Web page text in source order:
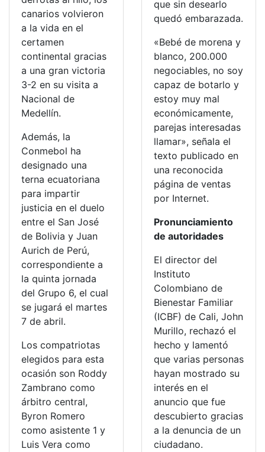
canarios volvieron
a la vida en el
certamen
continental gracias
a una gran victoria
3-2 en su visita a
Nacional de
Medellín.
Además, la
Conmebol ha
designado una
terna ecuatoriana
para impartir
justicia en el duelo
entre el San José
de Bolivia y Juan
Aurich de Perú,
correspondiente a
la quinta jornada
del Grupo 6, el cual
se jugará el martes
7 de abril.
Los compatriotas
elegidos para esta
ocasión son Roddy
Zambrano como
árbitro central,
Byron Romero
como asistente 1 y
Luis Vera como
que sin desearlo
quedó embarazada.
«Bebé de morena y
blanco, 200.000
negociables, no soy
capaz de botarlo y
estoy muy mal
económicamente,
parejas interesadas
llamar», señala el
texto publicado en
una reconocida
página de ventas
por Internet.
Pronunciamiento
de autoridades
El director del
Instituto
Colombiano de
Bienestar Familiar
(ICBF) de Cali, John
Murillo, rechazó el
hecho y lamentó
que varias personas
hayan mostrado su
interés en el
anuncio que fue
descubierto gracias
a la denuncia de un
ciudadano.